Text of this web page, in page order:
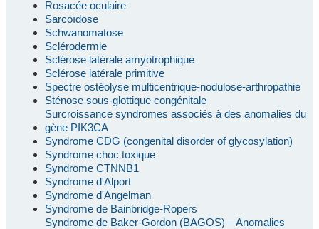
Rosacée oculaire
Sarcoïdose
Schwanomatose
Sclérodermie
Sclérose latérale amyotrophique
Sclérose latérale primitive
Spectre ostéolyse multicentrique-nodulose-arthropathie
Sténose sous-glottique congénitale
Surcroissance syndromes associés à des anomalies du
gène PIK3CA
Syndrome CDG (congenital disorder of glycosylation)
Syndrome choc toxique
Syndrome CTNNB1
Syndrome d'Alport
Syndrome d'Angelman
Syndrome de Bainbridge-Ropers
Syndrome de Baker-Gordon (BAGOS) – Anomalies